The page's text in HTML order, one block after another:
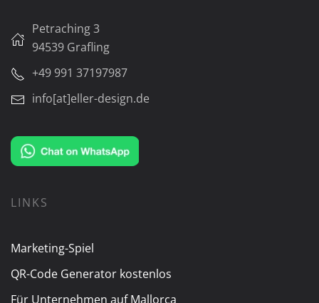
Petraching 3
94539 Grafling
+49 991 37197987
info[at]eller-design.de
LINKS
Marketing-Spiel
QR-Code Generator kostenlos
Für Unternehmen auf Mallorca